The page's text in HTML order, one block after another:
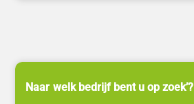
Naar welk bedrijf bent u op zoek’?